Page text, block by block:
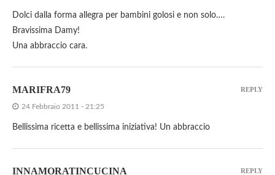
Dolci dalla forma allegra per bambini golosi e non solo….
Bravissima Damy!
Una abbraccio cara.
MARIFRA79
24 Febbraio 2011 - 21:25
Bellissima ricetta e bellissima iniziativa! Un abbraccio
REPLY
INNAMORATINCUCINA REPLY